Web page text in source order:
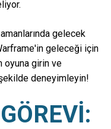
gelecek
geleceği için
oyuna girin ve
deneyimleyin!